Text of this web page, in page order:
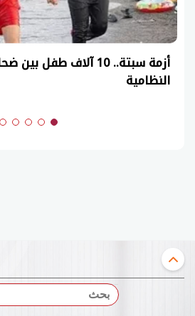
أزمة سبتة.. 10 آلاف طفل بين
النظامية
بحث